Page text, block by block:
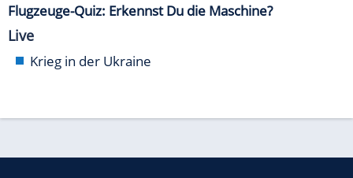
Flugzeuge-Quiz: Erkennst Du die Maschine?
Live
Krieg in der Ukraine